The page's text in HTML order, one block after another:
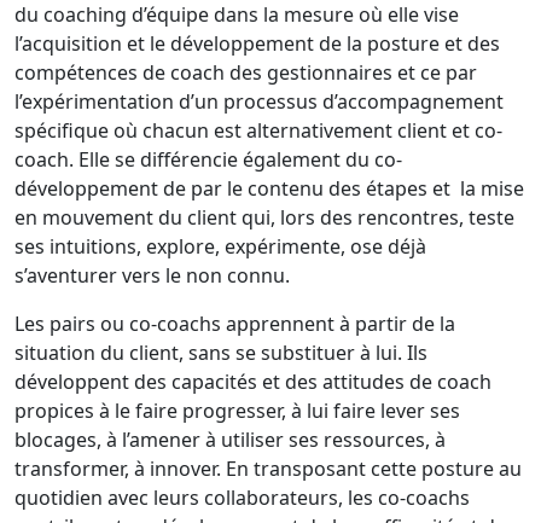
du coaching d’équipe dans la mesure où elle vise
l’acquisition et le développement de la posture et des
compétences de coach des gestionnaires et ce par
l’expérimentation d’un processus d’accompagnement
spécifique où chacun est alternativement client et co-
coach. Elle se différencie également du co-
développement de par le contenu des étapes et la mise
en mouvement du client qui, lors des rencontres, teste
ses intuitions, explore, expérimente, ose déjà
s’aventurer vers le non connu.
Les pairs ou co-coachs apprennent à partir de la
situation du client, sans se substituer à lui. Ils
développent des capacités et des attitudes de coach
propices à le faire progresser, à lui faire lever ses
blocages, à l’amener à utiliser ses ressources, à
transformer, à innover. En transposant cette posture au
quotidien avec leurs collaborateurs, les co-coachs